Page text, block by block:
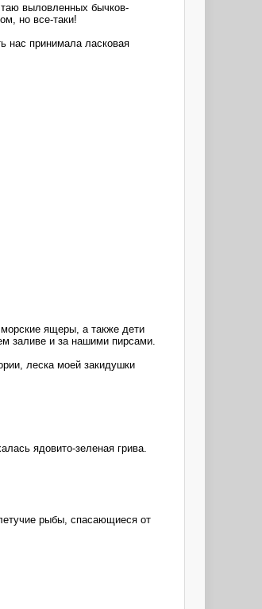
выловленных бычков-
но все-таки!
нас принимала ласковая
ящеры, а также дети
заливе и за нашими пирсами.
леска моей закидушки
ядовито-зеленая грива.
рыбы, спасающиеся от